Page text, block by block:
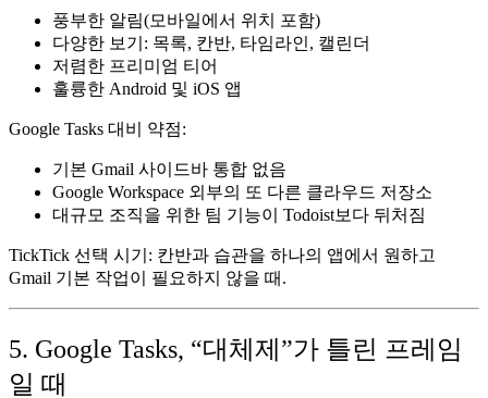
풍부한 알림(모바일에서 위치 포함)
다양한 보기: 목록, 칸반, 타임라인, 캘린더
저렴한 프리미엄 티어
훌륭한 Android 및 iOS 앱
Google Tasks 대비 약점:
기본 Gmail 사이드바 통합 없음
Google Workspace 외부의 또 다른 클라우드 저장소
대규모 조직을 위한 팀 기능이 Todoist보다 뒤처짐
TickTick 선택 시기: 칸반과 습관을 하나의 앱에서 원하고
Gmail 기본 작업이 필요하지 않을 때.
5. Google Tasks, “대체제”가 틀린 프레임
일 때